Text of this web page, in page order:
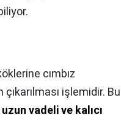
cımbız
çıkarılması işlemidir. Bu
vadeli ve kalıcı